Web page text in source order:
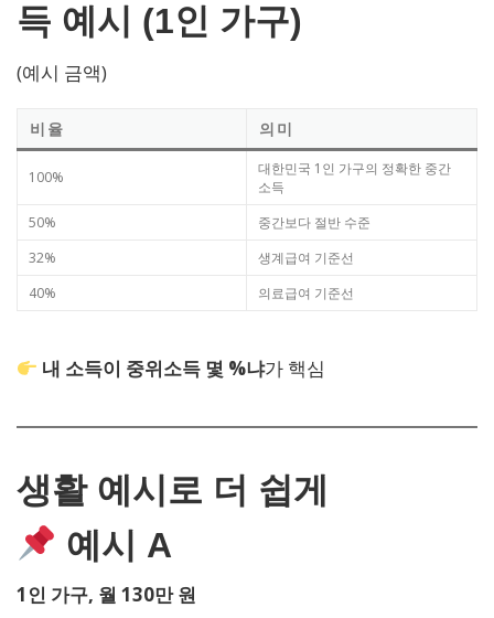
득 예시 (1인 가구)
(예시 금액)
비율 의미
100%
대한민국 1인 가구의 정확한 중간
소득
50%
중간보다 절반 수준
32%
생계급여 기준선
40%
의료급여 기준선
내 소득이 중위소득 몇 %냐가 핵심
생활 예시로 더 쉽게
예시 A
1인 가구, 월 130만 원